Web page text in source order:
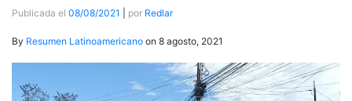
Publicada el 08/08/2021 por Redlar
By Resumen Latinoamericano on 8 agosto, 2021